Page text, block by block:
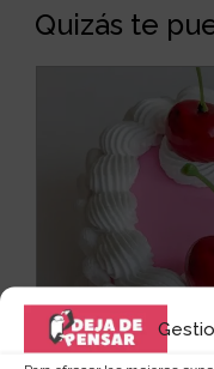
Quizás te